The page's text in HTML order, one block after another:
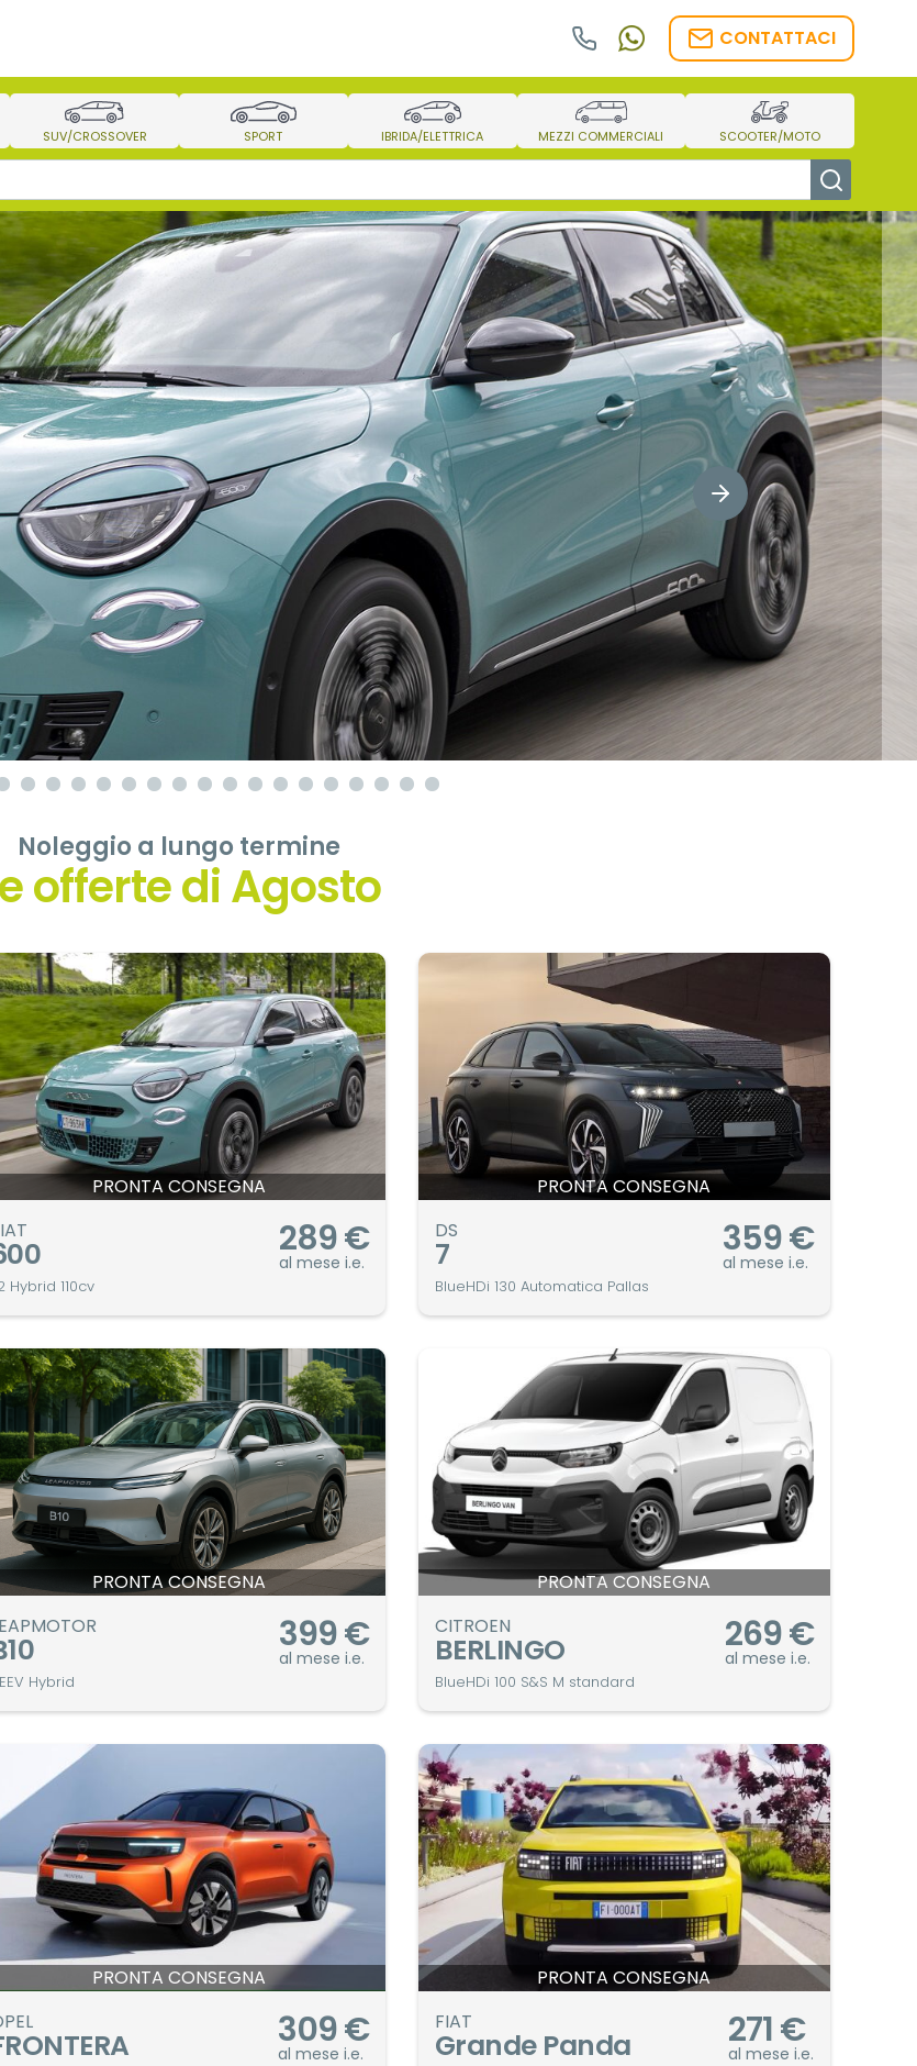
CONTATTACI
SUV/CROSSOVER SPORT IBRIDA/ELETTRICA MEZZI COMMERCIALI SCOOTER/MOTO
Noleggio a lungo termine
offerte di Agosto
PRONTA CONSEGNA
Hybrid 110cv
289€
al mese i.e.
PRONTA CONSEGNA
DS
7
BlueHDi 130 Automatica Pallas
359€
al mese i.e.
PRONTA CONSEGNA
Hybrid
399€
al mese i.e.
PRONTA CONSEGNA
CITROEN
BERLINGO
BlueHDi 100 S&S M standard
269€
al mese i.e.
PRONTA CONSEGNA
309€
al mese i.e.
PRONTA CONSEGNA
FIAT
Grande Panda 271€
al mese i.e.